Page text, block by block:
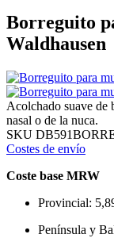
Borreguito
Waldhausen
Acolchado suave de
nasal o de la nuca.
SKU
Costes de envío
Coste base MRW
Provincial:
Península y